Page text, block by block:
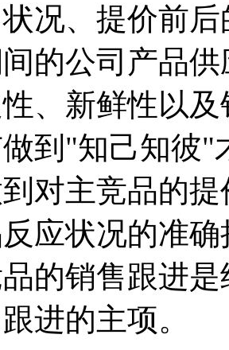
况、提价前
的公司产品
、新鲜性以
到"知己知彼"
对主竞品的
应状况的准
的销售跟进
进的主项。